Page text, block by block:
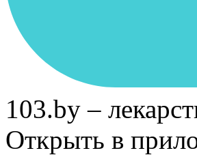
103.by –
Открыть в